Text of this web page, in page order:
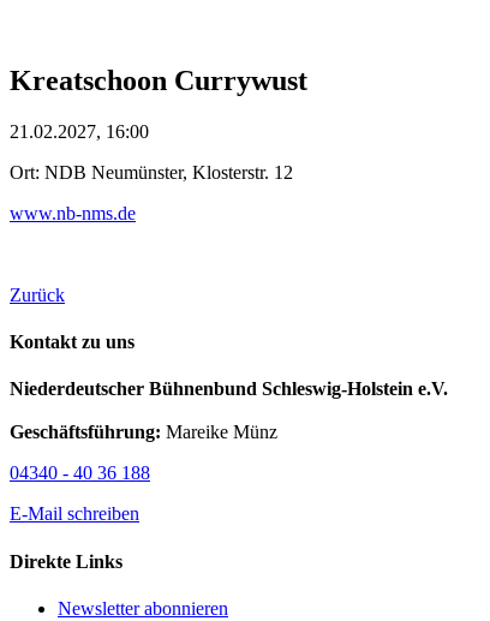
Kreatschoon Currywust
21.02.2027, 16:00
Ort: NDB Neumünster, Klosterstr. 12
www.nb-nms.de
Zurück
Kontakt zu uns
Niederdeutscher Bühnenbund Schleswig-Holstein e.V.
Geschäftsführung: Mareike Münz
04340 - 40 36 188
E-Mail schreiben
Direkte Links
Newsletter abonnieren